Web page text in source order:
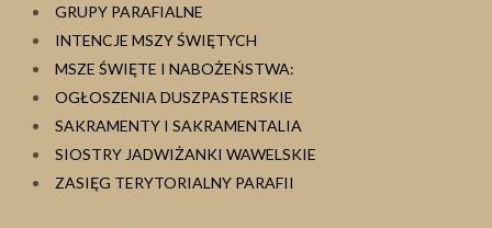
GRUPY PARAFIALNE
INTENCJE MSZY ŚWIĘTYCH
MSZE ŚWIĘTE I NABOŻEŃSTWA:
OGŁOSZENIA DUSZPASTERSKIE
SAKRAMENTY I SAKRAMENTALIA
SIOSTRY JADWIŻANKI WAWELSKIE
ZASIĘG TERYTORIALNY PARAFII